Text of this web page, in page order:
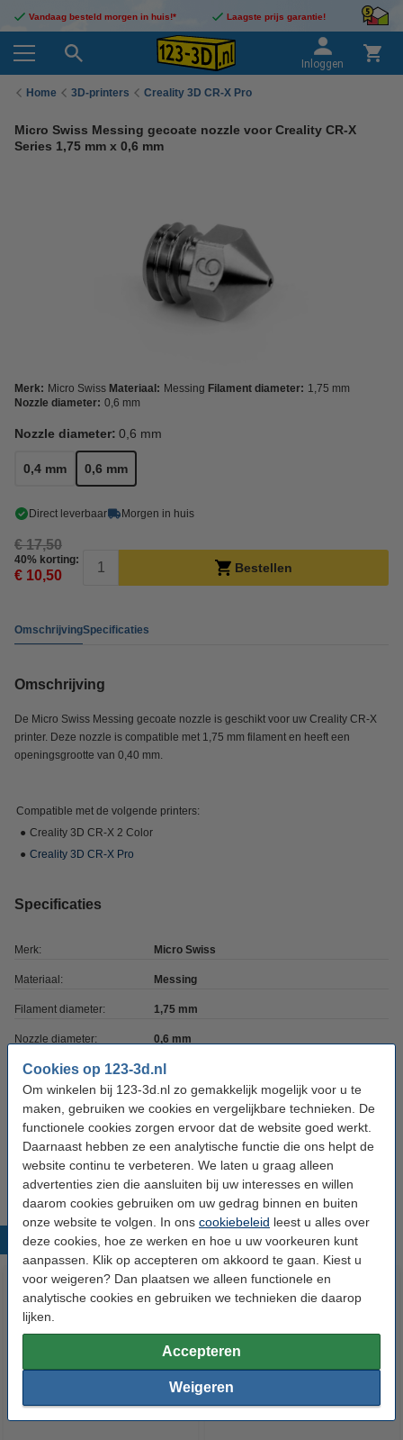
Cookies op 123-3d.nl
Om winkelen bij 123-3d.nl zo gemakkelijk mogelijk voor u te
maken, gebruiken we cookies en vergelijkbare technieken. De
functionele cookies zorgen ervoor dat de website goed werkt.
Daarnaast hebben ze een analytische functie die ons helpt de
website continu te verbeteren. We laten u graag alleen
advertenties zien die aansluiten bij uw interesses en willen
daarom cookies gebruiken om uw gedrag binnen en buiten
onze website te volgen. In ons cookiebeleid leest u alles over
deze cookies, hoe ze werken en hoe u uw voorkeuren kunt
aanpassen. Klik op accepteren om akkoord te gaan. Kiest u
voor weigeren? Dan plaatsen we alleen functionele en
analytische cookies en gebruiken we technieken die daarop
lijken.
Accepteren
Weigeren
Vandaag besteld morgen in huis!* Laagste prijs garantie!
Inloggen
Home 3D-printers Creality 3D CR-X Pro
Micro Swiss Messing gecoate nozzle voor Creality CR-X
Series 1,75 mm x 0,6 mm
Merk: Micro Swiss Materiaal: Messing Filament diameter: 1,75 mm
Nozzle diameter: 0,6 mm
Nozzle diameter: 0,6 mm
0,4 mm 0,6 mm
Direct leverbaar Morgen in huis
€ 17,50
40% korting:
€ 10,50 Bestellen
OmschrijvingSpecificaties
Omschrijving
De Micro Swiss Messing gecoate nozzle is geschikt voor uw Creality CR-X
printer. Deze nozzle is compatible met 1,75 mm filament en heeft een
openingsgrootte van 0,40 mm.
Compatible met de volgende printers:
● Creality 3D CR-X 2 Color
● Creality 3D CR-X Pro
Specificaties
Merk: Micro Swiss
Materiaal: Messing
Filament diameter: 1,75 mm
Nozzle diameter: 0,6 mm
Schroefdraad type: M6x0,75
CR-X (Pro)
Nozzle coating: TwinClad XT
Ons Artikelnr: DAR00801
Populaire producten
Heaterblock isolatie katoen 3DLAC hechtspray (400 ml)